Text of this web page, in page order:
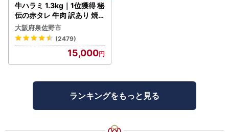
牛ハラミ 1.3kg｜1位獲得 秘
伝の赤タレ 牛肉 訳あり 焼
肉 BBQ
大阪府泉佐野市
(2479)
15,000
ランキングをもっと見る